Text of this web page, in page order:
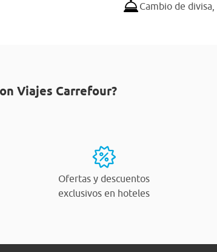
Cambio de divisa,
Viajes Carrefour?
Ofertas y descuentos
exclusivos en hoteles